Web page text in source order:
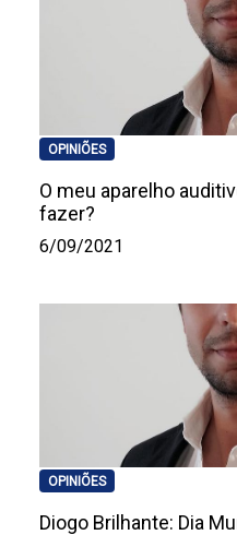
OPINIÕES
O meu aparelho
fazer?
6/09/2021
OPINIÕES
Diogo Brilhante: Dia